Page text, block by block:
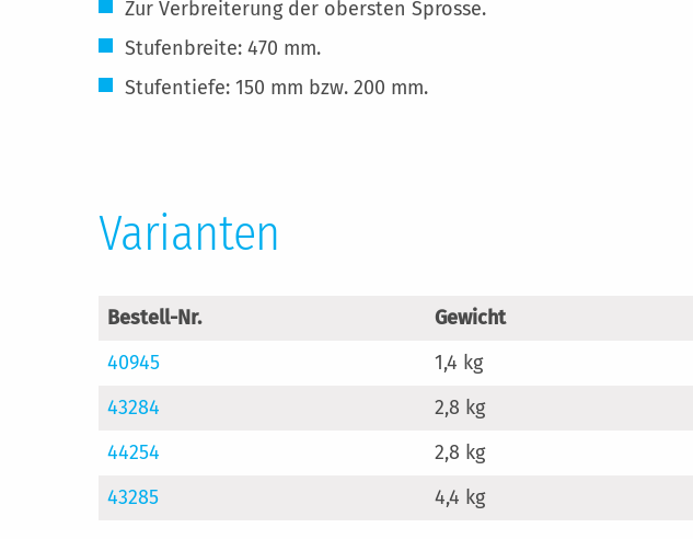
Zur Verbreiterung der obersten Sprosse.
Stufenbreite: 470 mm.
Stufentiefe: 150 mm bzw. 200 mm.
Varianten
Bestell-Nr. Gewicht
40945
1,4 kg
43284
2,8 kg
44254
2,8 kg
43285
4,4 kg